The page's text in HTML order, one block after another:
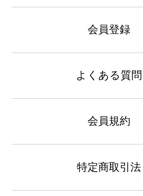
会員登録
よくある質問
会員規約
特定商取引法